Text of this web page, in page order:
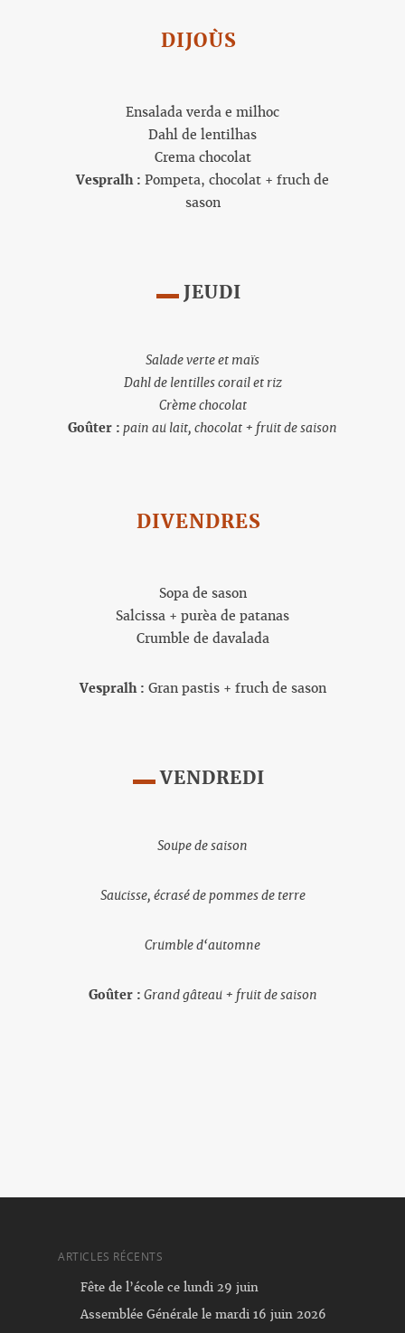
DIJOÙS
Ensalada verda e milhoc
Dahl de lentilhas
Crema chocolat
Vespralh : Pompeta, chocolat + fruch de
sason
JEUDI
Salade verte et maïs
Dahl de lentilles corail et riz
Crème chocolat
Goûter : pain au lait, chocolat + fruit de saison
DIVENDRES
Sopa de sason
Salcissa + purèa de patanas
Crumble de davalada
Vespralh : Gran pastis + fruch de sason
VENDREDI
Soupe de saison
Saucisse, écrasé de pommes de terre
Crumble d‘automne
Goûter : Grand gâteau + fruit de saison
ARTICLES RÉCENTS
Fête de l’école ce lundi 29 juin
Assemblée Générale le mardi 16 juin 2026